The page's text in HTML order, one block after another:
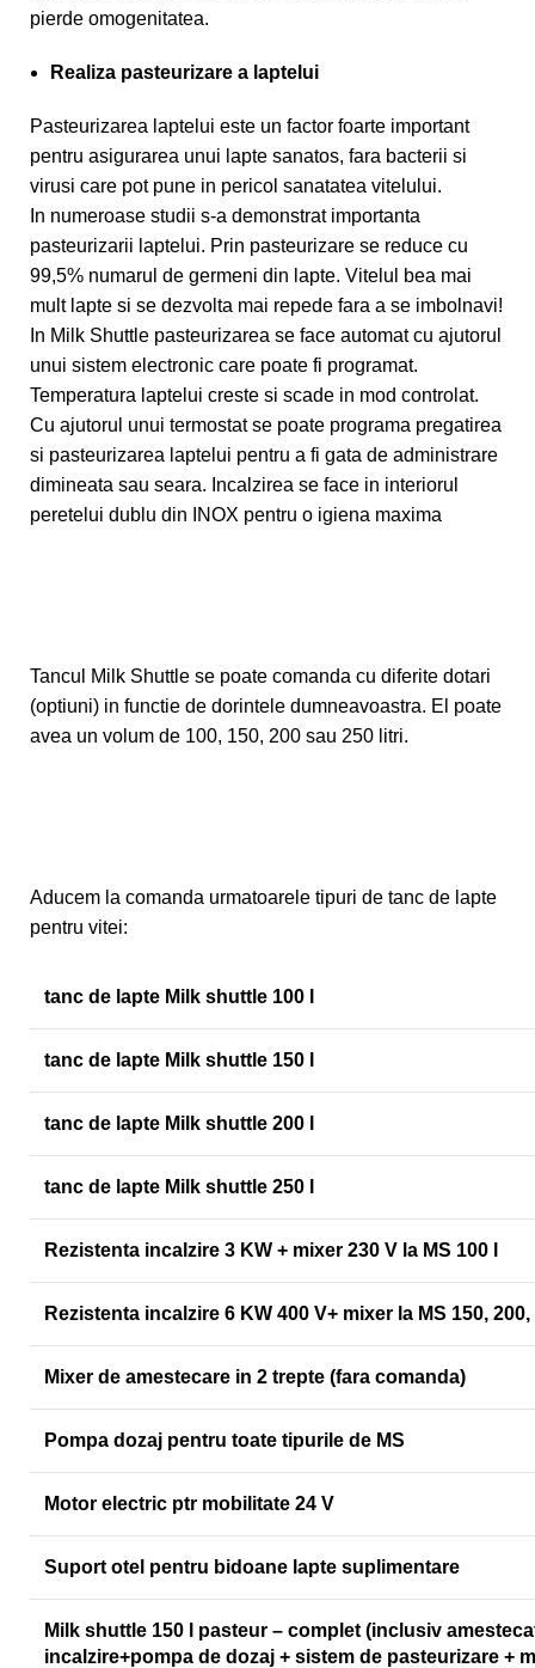
pierde omogenitatea.
Realiza pasteurizare a laptelui
Pasteurizarea laptelui este un factor foarte important
pentru asigurarea unui lapte sanatos, fara bacterii si
virusi care pot pune in pericol sanatatea vitelului.
In numeroase studii s-a demonstrat importanta
pasteurizarii laptelui. Prin pasteurizare se reduce cu
99,5% numarul de germeni din lapte. Vitelul bea mai
mult lapte si se dezvolta mai repede fara a se imbolnavi!
In Milk Shuttle pasteurizarea se face automat cu ajutorul
unui sistem electronic care poate fi programat.
Temperatura laptelui creste si scade in mod controlat.
Cu ajutorul unui termostat se poate programa pregatirea
si pasteurizarea laptelui pentru a fi gata de administrare
dimineata sau seara. Incalzirea se face in interiorul
peretelui dublu din INOX pentru o igiena maxima
Tancul Milk Shuttle se poate comanda cu diferite dotari
(optiuni) in functie de dorintele dumneavoastra. El poate
avea un volum de 100, 150, 200 sau 250 litri.
Aducem la comanda urmatoarele tipuri de tanc de lapte
pentru vitei:
tanc de lapte Milk shuttle 100 l
tanc de lapte Milk shuttle 150 l
tanc de lapte Milk shuttle 200 l
tanc de lapte Milk shuttle 250 l
Rezistenta incalzire 3 KW + mixer 230 V la MS 100 l
Rezistenta incalzire 6 KW 400 V+ mixer la MS 150, 200,
Mixer de amestecare in 2 trepte (fara comanda)
Pompa dozaj pentru toate tipurile de MS
Motor electric ptr mobilitate 24 V
Suport otel pentru bidoane lapte suplimentare
Milk shuttle 150 l pasteur – complet (inclusiv
incalzire+pompa de dozaj + sistem de pasteurizare +